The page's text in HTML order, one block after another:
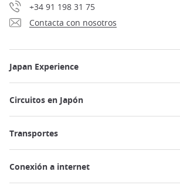
+34 91 198 31 75
Contacta con nosotros
Japan Experience
Circuitos en Japón
Transportes
Conexión a internet